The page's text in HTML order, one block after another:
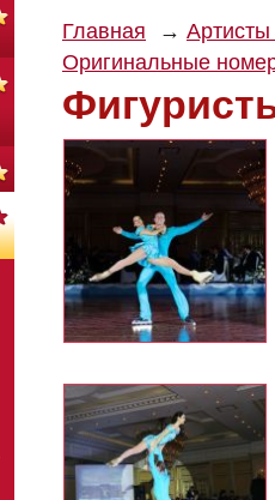
Главная
Оригинальные